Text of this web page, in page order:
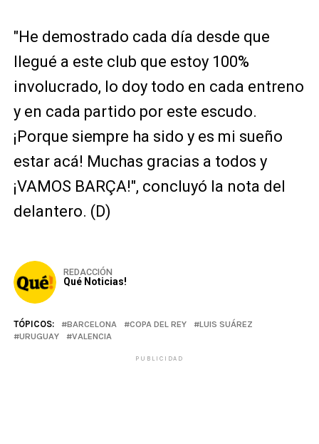
"He demostrado cada día desde que
llegué a este club que estoy 100%
involucrado, lo doy todo en cada entreno
y en cada partido por este escudo.
¡Porque siempre ha sido y es mi sueño
estar acá! Muchas gracias a todos y
¡VAMOS BARÇA!", concluyó la nota del
delantero. (D)
REDACCIÓN
Qué Noticias!
TÓPICOS: BARCELONA COPA DEL REY
LUIS SUÁREZ
URUGUAY
VALENCIA
PUBLICIDAD